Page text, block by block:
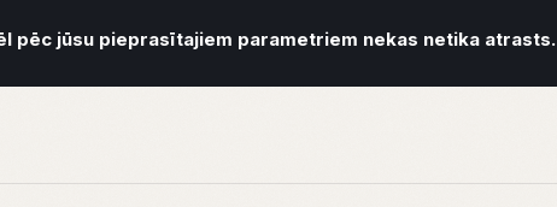
pēc jūsu pieprasītajiem parametriem nekas netika atrasts.